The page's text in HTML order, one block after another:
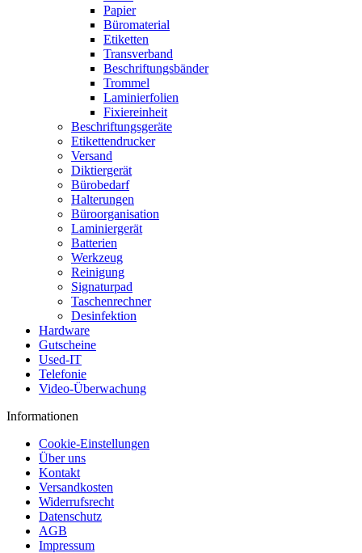
Papier
Büromaterial
Etiketten
Transverband
Beschriftungsbänder
Trommel
Laminierfolien
Fixiereinheit
Beschriftungsgeräte
Etikettendrucker
Versand
Diktiergerät
Bürobedarf
Halterungen
Büroorganisation
Laminiergerät
Batterien
Werkzeug
Reinigung
Signaturpad
Taschenrechner
Desinfektion
Hardware
Gutscheine
Used-IT
Telefonie
Video-Überwachung
Informationen
Cookie-Einstellungen
Über uns
Kontakt
Versandkosten
Widerrufsrecht
Datenschutz
AGB
Impressum